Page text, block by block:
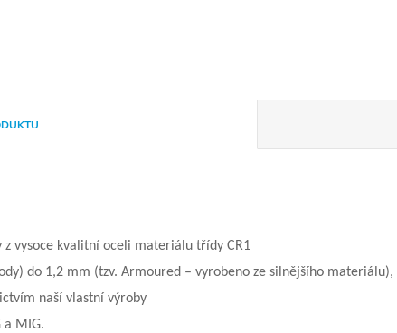
z vysoce kvalitní oceli materiálu třídy CR1
do 1,2 mm (tzv. Armoured – vyrobeno ze silnějšího
naší vlastní výroby
a MIG.